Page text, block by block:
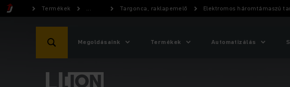
Termékek ... Targonca, raklapemelő Elektromos háromtámaszú
Megoldásaink Termékek Automatizálás